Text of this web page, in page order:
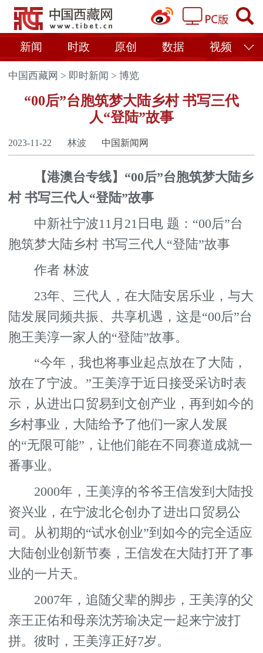
新闻 时政 原创 数据 视频
中国西藏网 > 即时新闻 >博览
“00后”台胞筑梦大陆乡村 书写三代
人“登陆”故事
2023-11-22 林波 中国新闻网
【港澳台专线】“00后”台胞筑梦大陆乡
村 书写三代人“登陆”故事
中新社宁波11月21日电 题：“00后”台
胞筑梦大陆乡村 书写三代人“登陆”故事
作者 林波
23年、三代人，在大陆安居乐业，与大
陆发展同频共振、共享机遇，这是“00后”台
胞王美淳一家人的“登陆”故事。
“今年，我也将事业起点放在了大陆，
放在了宁波。”王美淳于近日接受采访时表
示，从进出口贸易到文创产业，再到如今的
乡村事业，大陆给予了他们一家人发展
的“无限可能”，让他们能在不同赛道成就一
番事业。
2000年，王美淳的爷爷王信发到大陆投
资兴业，在宁波北仑创办了进出口贸易公
司。从初期的“试水创业”到如今的完全适应
大陆创业创新节奏，王信发在大陆打开了事
业的一片天。
2007年，追随父辈的脚步，王美淳的父
亲王正佑和母亲沈芳瑜决定一起来宁波打
拼。彼时，王美淳正好7岁。